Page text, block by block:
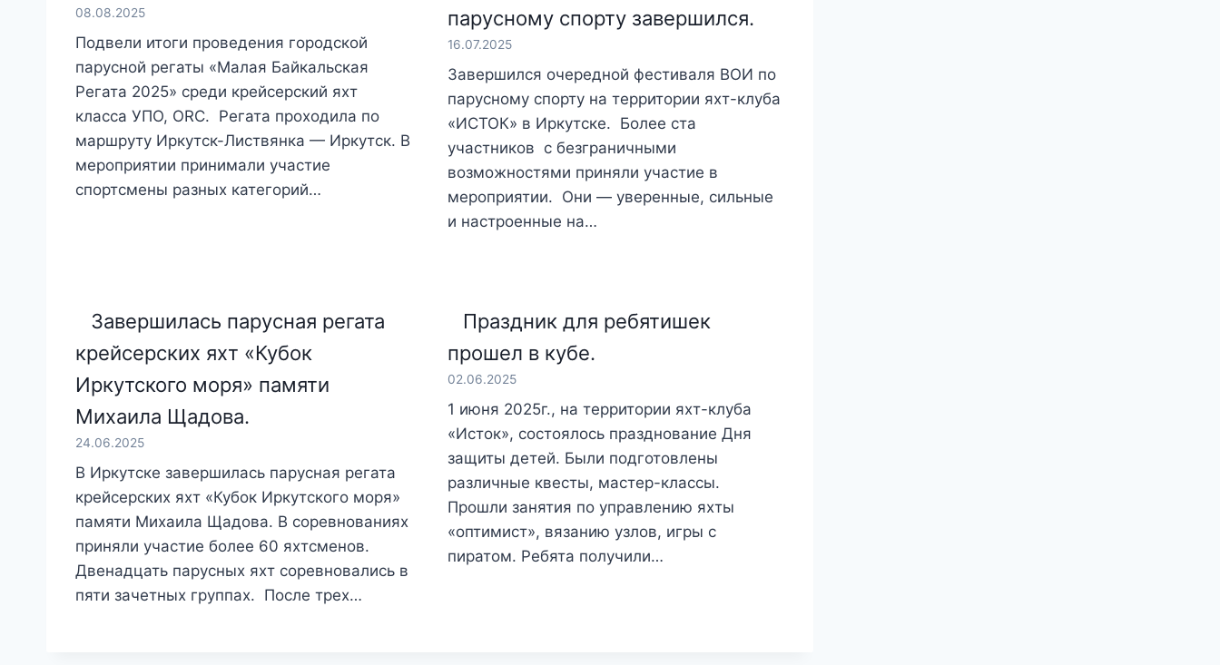
08.08.2025
Подвели итоги проведения городской
парусной регаты «Малая Байкальская
Регата 2025» среди крейсерский яхт
класса УПО, ORC. Регата проходила по
маршруту Иркутск-Листвянка — Иркутск. В
мероприятии принимали участие
спортсмены разных категорий…
парусному спорту завершился.
16.07.2025
Завершился очередной фестиваля ВОИ по
парусному спорту на территории яхт-клуба
«ИСТОК» в Иркутске. Более ста
участников с безграничными
возможностями приняли участие в
мероприятии. Они — уверенные, сильные
и настроенные на…
Завершилась парусная регата
крейсерских яхт «Кубок
Иркутского моря» памяти
Михаила Щадова.
24.06.2025
В Иркутске завершилась парусная регата
крейсерских яхт «Кубок Иркутского моря»
памяти Михаила Щадова. В соревнованиях
приняли участие более 60 яхтсменов.
Двенадцать парусных яхт соревновались в
пяти зачетных группах. После трех…
Праздник для ребятишек
прошел в кубе.
02.06.2025
1 июня 2025г., на территории яхт-клуба
«Исток», состоялось празднование Дня
защиты детей. Были подготовлены
различные квесты, мастер-классы.
Прошли занятия по управлению яхты
«оптимист», вязанию узлов, игры с
пиратом. Ребята получили…